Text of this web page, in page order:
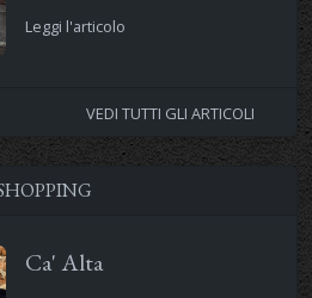
Leggi l'articolo
VEDI TUTTI GLI ARTICOLI
Ca' Alta